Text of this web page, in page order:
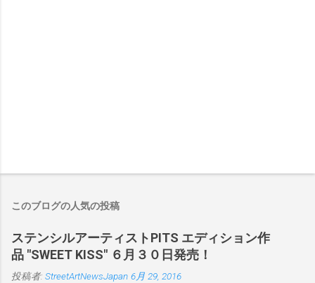
このブログの人気の投稿
ステンシルアーティストPITS エディション作
品 "SWEET KISS" ６月３０日発売！
投稿者: StreetArtNewsJapan 6月 29, 2016